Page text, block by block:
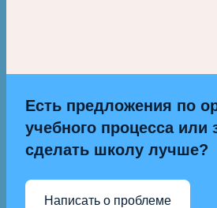
Есть предложения по
учебного процесса или
сделать школу лучше?
Написать о проблеме